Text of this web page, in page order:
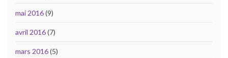
mai 2016(9)
avril 2016(7)
mars 2016(5)